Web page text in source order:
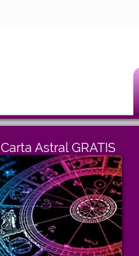
Carta Astral GRATIS